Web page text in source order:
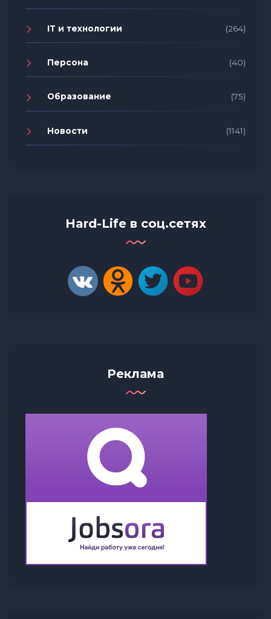
IT и технологии (264)
Персона (40)
Образование (75)
Новости (1141)
Hard-Life в соц.сетях
Реклама